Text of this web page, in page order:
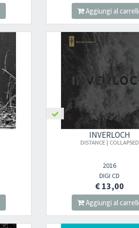
Aggiungi al
INVERLOCH
DISTANCE | COLLAPSED
2016
DIGI CD
€ 13,00
Aggiungi al